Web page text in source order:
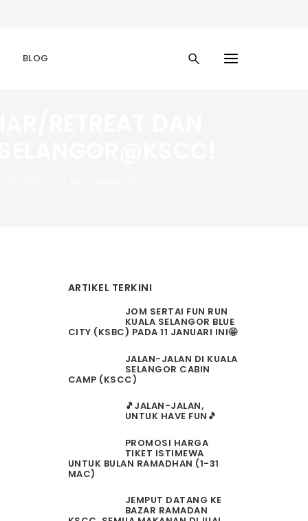
BLOG
ARTIKEL TERKINI
JOM SERTAI FUN RUN
KUALA SELANGOR BLUE
CITY (KSBC) PADA 11 JANUARI INI🤩
JALAN-JALAN DI KUALA
SELANGOR CABIN
CAMP (KSCC)
🎵JALAN-JALAN,
UNTUK HAVE FUN🎵
PROMOSI HARGA
TIKET ISTIMEWA
UNTUK BULAN RAMADHAN (1-31
MAC)
JEMPUT DATANG KE
BAZAR RAMADAN